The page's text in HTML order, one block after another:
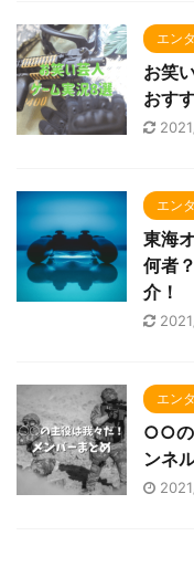
エン
お笑
おす
エン
東海
何者
介！
エン
○○の
ンネ